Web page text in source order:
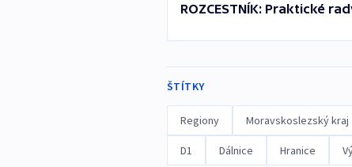
ROZCESTNÍK: Praktické
ŠTÍTKY
Regiony Moravskoslezský kraj
D1 Dálnice Hranice